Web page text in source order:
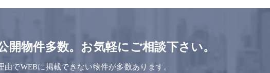
開物件多数。お気軽にご相談下さい。
由でWEBに掲載できない物件が多数あります。